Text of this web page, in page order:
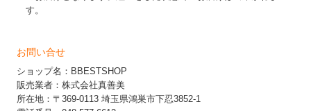
す。
お問い合せ
ショップ名：BBESTSHOP
販売業者：株式会社真善美
所在地：〒369-0113 埼玉県鴻巣市下忍3852-1